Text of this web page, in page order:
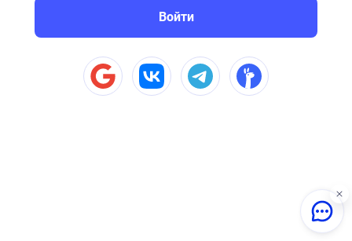
Войти